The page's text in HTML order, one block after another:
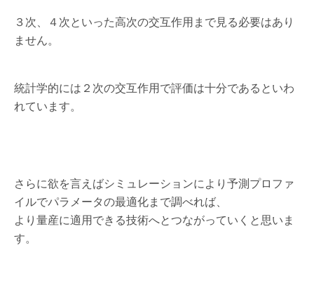
３次、４次といった高次の交互作用まで見る必要はあり
ません。
統計学的には２次の交互作用で評価は十分であるといわ
れています。
さらに欲を言えばシミュレーションにより予測プロファ
イルでパラメータの最適化まで調べれば、
より量産に適用できる技術へとつながっていくと思いま
す。